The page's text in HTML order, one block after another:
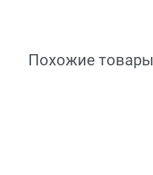
Похожие товары